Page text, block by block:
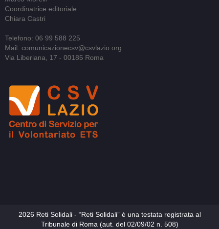
Coordinatrice editoriale
Chiara Castri
Telefono: 06 99 588 225
Mail: comunicazionecsv@csvlazio.org
Via Liberiana, 17 - 00185 Roma
2026 Reti Solidali - “Reti Solidali” è una testata registrata al
Tribunale di Roma (aut. del 02/09/02 n. 508)